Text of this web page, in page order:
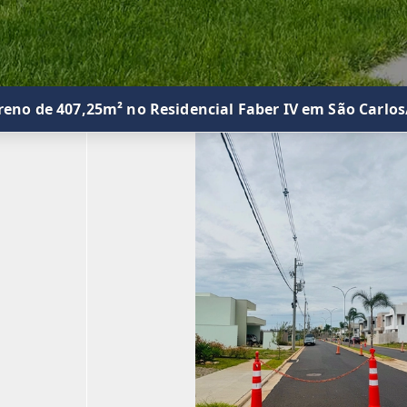
de 407,25m² no Residencial Faber IV em São